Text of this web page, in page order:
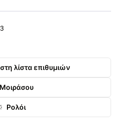
λίστα επιθυμιών
Μοιράσου
Ρολόι